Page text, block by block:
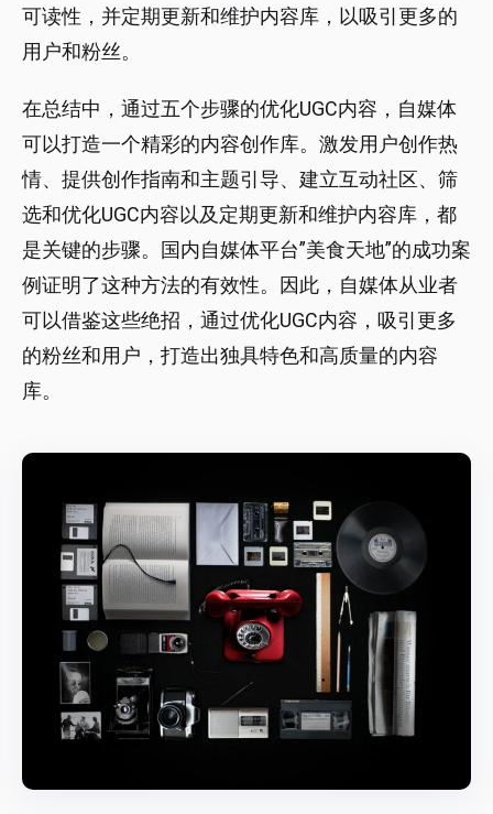
可读性，并定期更新和维护内容库，以吸引更多的
用户和粉丝。
在总结中，通过五个步骤的优化UGC内容，自媒体
可以打造一个精彩的内容创作库。激发用户创作热
情、提供创作指南和主题引导、建立互动社区、筛
选和优化UGC内容以及定期更新和维护内容库，都
是关键的步骤。国内自媒体平台”美食天地”的成功案
例证明了这种方法的有效性。因此，自媒体从业者
可以借鉴这些绝招，通过优化UGC内容，吸引更多
的粉丝和用户，打造出独具特色和高质量的内容
库。